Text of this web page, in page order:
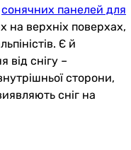
сонячних панелей для
на верхніх поверхах,
Є й
від снігу –
сторони,
сніг на